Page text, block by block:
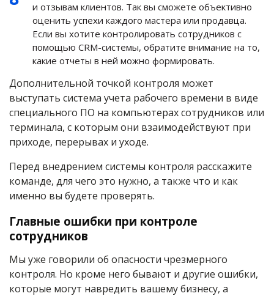
и отзывам клиентов. Так вы сможете объективно
оценить успехи каждого мастера или продавца.
Если вы хотите контролировать сотрудников с
помощью CRM-системы, обратите внимание на то,
какие отчеты в ней можно формировать.
Дополнительной точкой контроля может
выступать система учета рабочего времени в виде
специального ПО на компьютерах сотрудников или
терминала, с которым они взаимодействуют при
приходе, перерывах и уходе.
Перед внедрением системы контроля расскажите
команде, для чего это нужно, а также что и как
именно вы будете проверять.
Главные ошибки при контроле
сотрудников
Мы уже говорили об опасности чрезмерного
контроля. Но кроме него бывают и другие ошибки,
которые могут навредить вашему бизнесу, а